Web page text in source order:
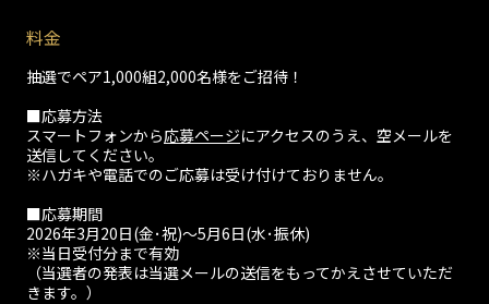
料金
抽選でペア1,000組2,000名様をご招待！
■応募方法
スマートフォンから応募ページにアクセスのうえ、空メールを
送信してください。
※ハガキや電話でのご応募は受け付けておりません。
■応募期間
2026年3月20日(金･祝)～5月6日(水･振休)
※当日受付分まで有効
（当選者の発表は当選メールの送信をもってかえさせていただ
きます。）